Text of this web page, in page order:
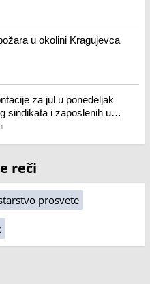
u okolini Kragujevca
za jul u ponedeljak
sindikata i zaposlenih u
koracima
reči
prosvete